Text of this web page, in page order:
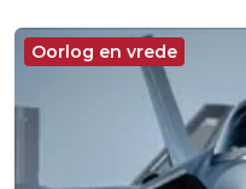
Oorlog en vrede